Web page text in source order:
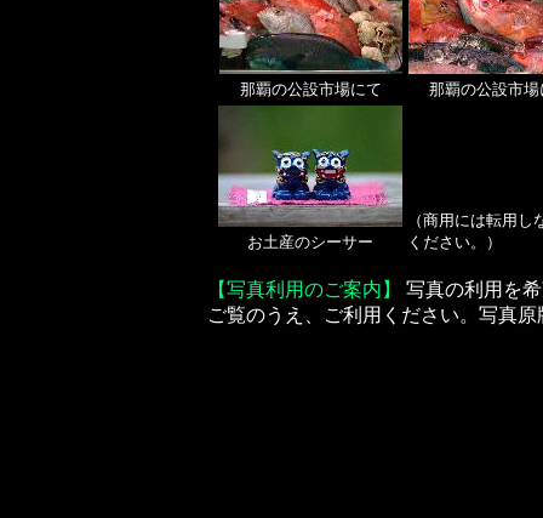
那覇の公設市場にて 那覇の公設市場
お土産のシーサー
（商用には転用し
ください。）
【写真利用のご案内】
写真の利用を
ご覧のうえ、ご利用ください。写真